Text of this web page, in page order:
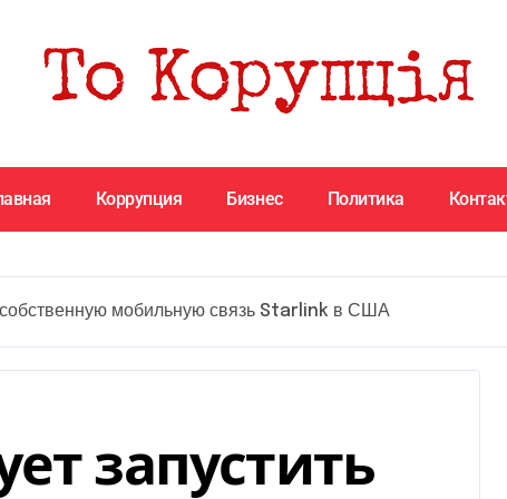
Коррупция Бизнес Политика
собственную мобильную связь Starlink в США
запустить